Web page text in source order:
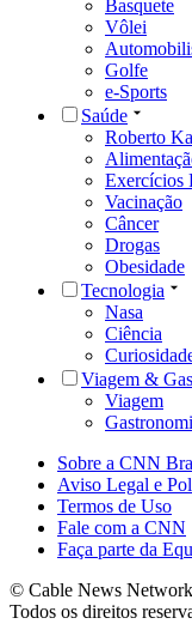
Basquete
Vôlei
Golfe
e-Sports
Saúde
Roberto
Exercícios
Vacinação
Câncer
Drogas
Obesidade
Tecnologia
Nasa
Ciência
Viagem &
Viagem
Sobre a CNN
Aviso Legal e
Termos de Uso
Fale com a CNN
Faça parte da
© Cable News
Todos os direitos